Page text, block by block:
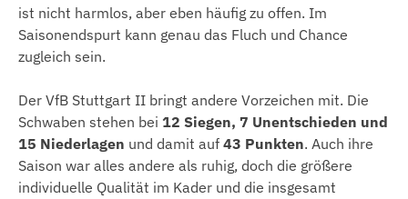
ist nicht harmlos, aber eben häufig zu offen. Im
Saisonendspurt kann genau das Fluch und Chance
zugleich sein.
Der VfB Stuttgart II bringt andere Vorzeichen mit. Die
Schwaben stehen bei 12 Siegen, 7 Unentschieden und
15 Niederlagen und damit auf 43 Punkten. Auch ihre
Saison war alles andere als ruhig, doch die größere
individuelle Qualität im Kader und die insgesamt